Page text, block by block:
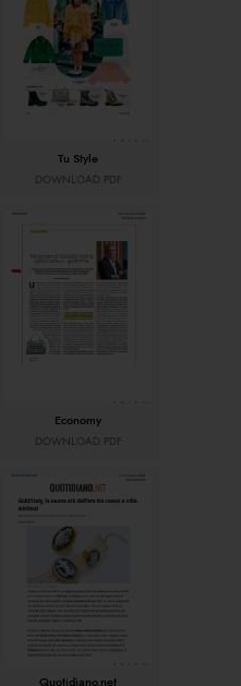
Tu Style
DOWNLOAD PDF
Economy
DOWNLOAD PDF
Quotidiano.net